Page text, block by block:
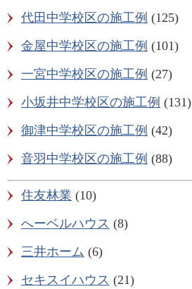
代田中学校区の施工例 (125)
金屋中学校区の施工例 (101)
一宮中学校区の施工例 (27)
小坂井中学校区の施工例 (131)
御津中学校区の施工例 (42)
音羽中学校区の施工例 (88)
住友林業 (10)
へーベルハウス (8)
三井ホーム (6)
セキスイハウス (21)